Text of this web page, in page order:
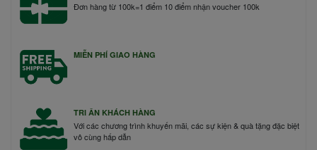
Đơn hàng từ 100k=1 điểm 10 điểm nhận voucher 100k
MIỄN PHÍ GIAO HÀNG
TRI ÂN KHÁCH HÀNG
Với các chương trình khuyến mãi, các sự kiện & quà tặng đặc biệt
vô cùng hấp dẫn